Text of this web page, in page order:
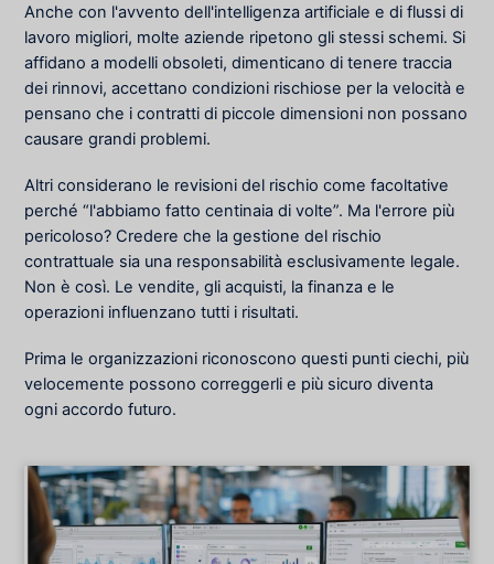
Anche con l'avvento dell'intelligenza artificiale e di flussi di
lavoro migliori, molte aziende ripetono gli stessi schemi. Si
affidano a modelli obsoleti, dimenticano di tenere traccia
dei rinnovi, accettano condizioni rischiose per la velocità e
pensano che i contratti di piccole dimensioni non possano
causare grandi problemi.
Altri considerano le revisioni del rischio come facoltative
perché “l'abbiamo fatto centinaia di volte”. Ma l'errore più
pericoloso? Credere che la gestione del rischio
contrattuale sia una responsabilità esclusivamente legale.
Non è così. Le vendite, gli acquisti, la finanza e le
operazioni influenzano tutti i risultati.
Prima le organizzazioni riconoscono questi punti ciechi, più
velocemente possono correggerli e più sicuro diventa
ogni accordo futuro.